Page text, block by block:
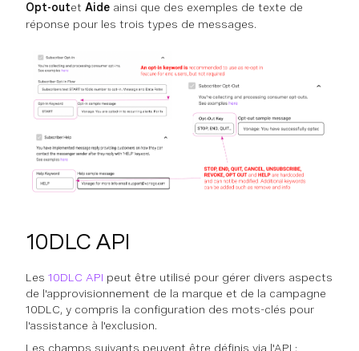
Opt-outet Aide ainsi que des exemples de texte de
réponse pour les trois types de messages.
10DLC API
Les 10DLC API peut être utilisé pour gérer divers aspects
de l'approvisionnement de la marque et de la campagne
10DLC, y compris la configuration des mots-clés pour
l'assistance à l'exclusion.
Les champs suivants peuvent être définis via l'API :